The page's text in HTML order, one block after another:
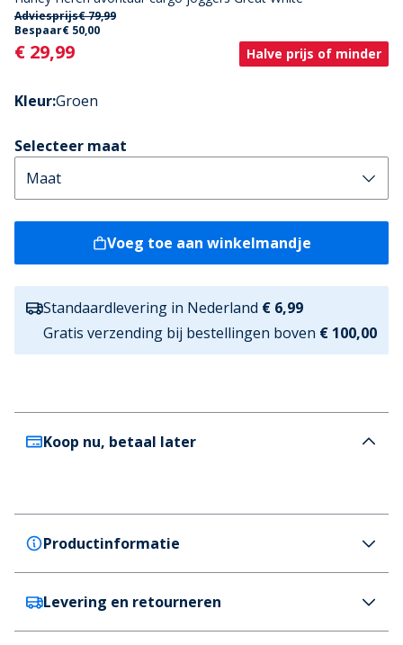
Adviesprijs€ 79,99
Bespaar€ 50,00
Current
€ 29,99 Halve prijs of minder
Kleur:Groen
Selecteer maat
Voeg toe aan winkelmandje
Standaardlevering in Nederland € 6,99
Gratis verzending bij bestellingen boven € 100,00
Koop nu, betaal later
Productinformatie
Hurley
Hurley Heren avontuur cargo joggers Great White
Levering en retourneren